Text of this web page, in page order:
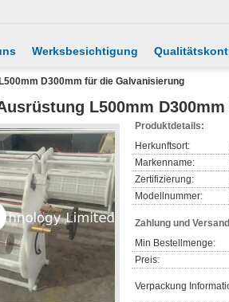
Werksbesichtigung
D300mm für die Galvanisierung
L500mm
Produktdetails:
Herkunftsort:
Markenname:
Zertifizierung:
Modellnummer:
Zahlung und
Min Bestellmenge:
Preis:
Verpackung